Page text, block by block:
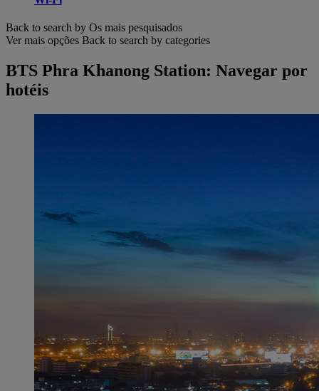
Back to search by Os mais pesquisados
Ver mais opções Back to search by categories
BTS Phra Khanong Station: Navegar por
hotéis